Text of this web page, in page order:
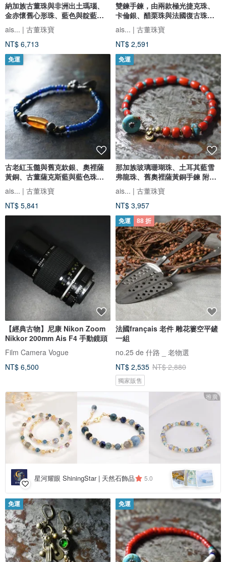
納加族古董珠與非洲出土瑪瑙、
金赤懷舊心形珠、藍色與靛藍色
珠子、舊奧裡薩黃銅項鍊 綠松石
釦頭
ais... | 古董珠寶
NT$ 6,713
雙鍊手鍊，由兩款極光捷克珠、
卡倫銀、醋栗珠與法國復古珠組
成
ais... | 古董珠寶
NT$ 2,591
免運
古老紅玉髓與舊克欽銀、奧裡薩
黃銅、古董薩克斯藍與藍色珠飾
編織手鍊
ais... | 古董珠寶
NT$ 5,841
免運
那加族玻璃珊瑚珠、土耳其藍雪
弗龍珠、舊奧裡薩黃銅手鍊 附土
耳其石珠釦
ais... | 古董珠寶
NT$ 3,957
【經典古物】尼康 Nikon Zoom
Nikkor 200mm Ais F4 手動鏡頭
Film Camera Vogue
NT$ 6,500
免運 88 折
法國français 老件 雕花簍空平鏟
一組
no.25 de 什路 _ 老物選
NT$ 2,535 NT$ 2,880
獨家販售
推廣
星河耀眼 ShiningStar | 天然石飾品 5.0
免運 免運